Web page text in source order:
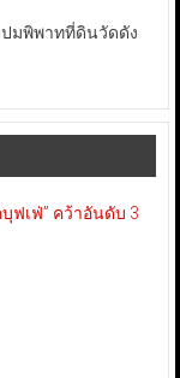
ปมพิพาทที่ดินวัดดัง
ฟเฟ่” คว้าอันดับ 3